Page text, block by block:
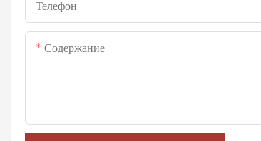
Телефон
Содержание